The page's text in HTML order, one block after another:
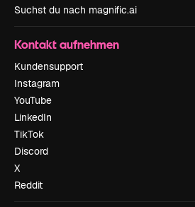
Suchst du nach magnific.ai
Kontakt aufnehmen
Kundensupport
Instagram
YouTube
LinkedIn
TikTok
Discord
X
Reddit